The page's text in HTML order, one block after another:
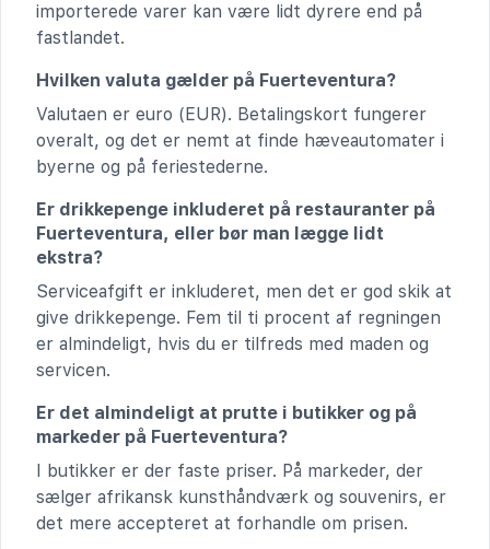
importerede varer kan være lidt dyrere end på
fastlandet.
Hvilken valuta gælder på Fuerteventura?
Valutaen er euro (EUR). Betalingskort fungerer
overalt, og det er nemt at finde hæveautomater i
byerne og på feriestederne.
Er drikkepenge inkluderet på restauranter på
Fuerteventura, eller bør man lægge lidt
ekstra?
Serviceafgift er inkluderet, men det er god skik at
give drikkepenge. Fem til ti procent af regningen
er almindeligt, hvis du er tilfreds med maden og
servicen.
Er det almindeligt at prutte i butikker og på
markeder på Fuerteventura?
I butikker er der faste priser. På markeder, der
sælger afrikansk kunsthåndværk og souvenirs, er
det mere accepteret at forhandle om prisen.